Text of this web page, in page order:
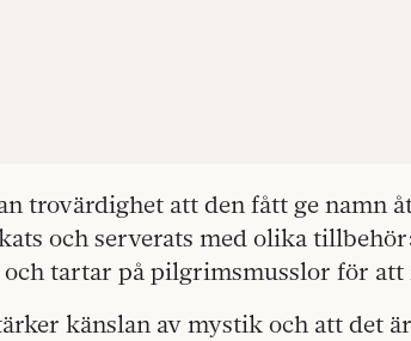
trovärdighet att den fått ge namn
och serverats med olika
tartar på pilgrimsmusslor för att
känslan av mystik och att det